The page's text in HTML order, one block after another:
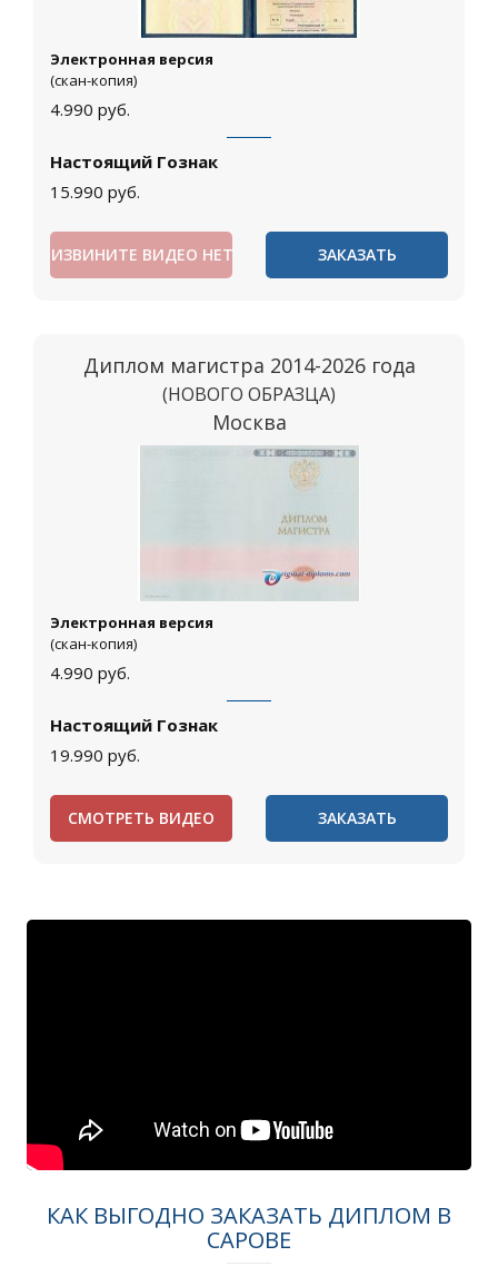
Электронная версия
(скан-копия)
4.990 руб.
Настоящий Гознак
15.990 руб.
ИЗВИНИТЕ ВИДЕО НЕТ ЗАКАЗАТЬ
Диплом магистра 2014-2026 года
(НОВОГО ОБРАЗЦА)
Москва
Электронная версия
(скан-копия)
4.990 руб.
Настоящий Гознак
19.990 руб.
СМОТРЕТЬ ВИДЕО ЗАКАЗАТЬ
КАК ВЫГОДНО ЗАКАЗАТЬ ДИПЛОМ В
САРОВЕ